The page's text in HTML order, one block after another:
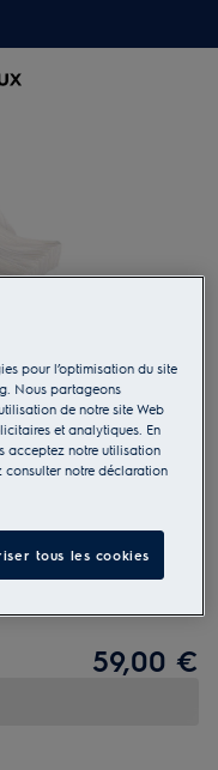
flexible
59,00 €
pour l’optimisation du site
Nous partageons
de notre site Web
et analytiques. En
acceptez notre utilisation
notre déclaration
tous les cookies